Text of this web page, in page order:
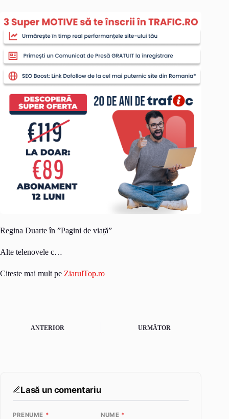
Regina Duarte în ”Pagini de viață”
Alte telenovele c…
Citeste mai mult pe ZiarulTop.ro
ANTERIOR URMĂTOR
Lasă un comentariu
PRENUME * NUME *